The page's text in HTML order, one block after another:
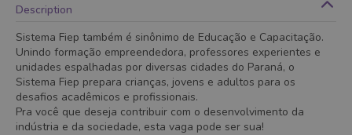
Description
Sistema Fiep também é sinônimo de Educação e Capacitação.
Unindo formação empreendedora, professores experientes e
unidades espalhadas por diversas cidades do Paraná, o
Sistema Fiep prepara crianças, jovens e adultos para os
desafios acadêmicos e profissionais.
Pra você que deseja contribuir com o desenvolvimento da
indústria e da sociedade, esta vaga pode ser sua!